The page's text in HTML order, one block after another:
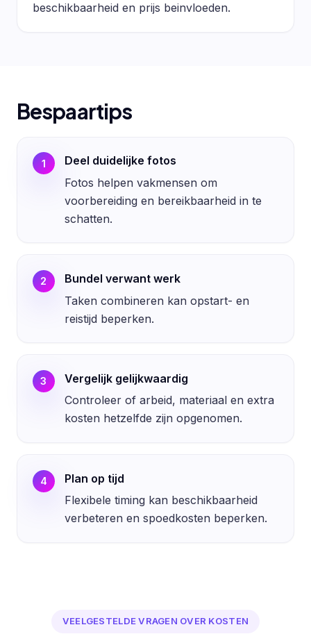
beschikbaarheid en prijs beinvloeden.
Bespaartips
1
Deel duidelijke fotos
Fotos helpen vakmensen om
voorbereiding en bereikbaarheid in te
schatten.
2
Bundel verwant werk
Taken combineren kan opstart- en
reistijd beperken.
3
Vergelijk gelijkwaardig
Controleer of arbeid, materiaal en extra
kosten hetzelfde zijn opgenomen.
4
Plan op tijd
Flexibele timing kan beschikbaarheid
verbeteren en spoedkosten beperken.
VEELGESTELDE VRAGEN OVER KOSTEN